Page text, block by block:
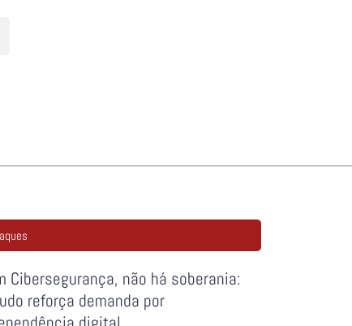
Cibersegurança, não há soberania:
reforça demanda por